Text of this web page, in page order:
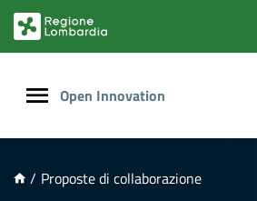
PRINCIPALE
Open Innovation
/ Proposte di collaborazione